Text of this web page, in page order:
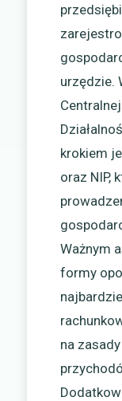
urzędzie.
krokiem
oraz NIP,
Ważnym
formy
na